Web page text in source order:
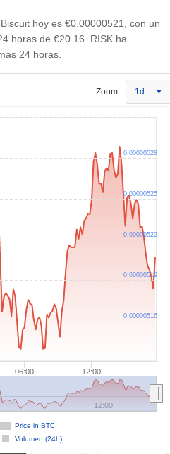
hoy es €0.00000521
, con un
horas de €20.16 . RISK ha
24 horas.
Zoom: 1d
06:00 12:00
Price in BTC
Volumen (24h)
12:00
0.00000516
0.00000519
0.00000522
0.00000525
0.00000528